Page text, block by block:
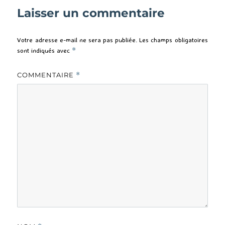
Laisser un commentaire
Votre adresse e-mail ne sera pas publiée. Les champs obligatoires
sont indiqués avec *
COMMENTAIRE *